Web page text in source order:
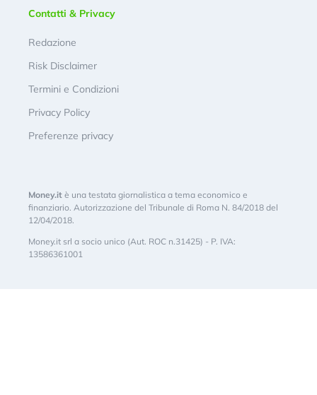
Contatti & Privacy
Redazione
Risk Disclaimer
Termini e Condizioni
Privacy Policy
Preferenze privacy
Money.it è una testata giornalistica a tema economico e
finanziario. Autorizzazione del Tribunale di Roma N. 84/2018 del
12/04/2018.
Money.it srl a socio unico (Aut. ROC n.31425) - P. IVA:
13586361001